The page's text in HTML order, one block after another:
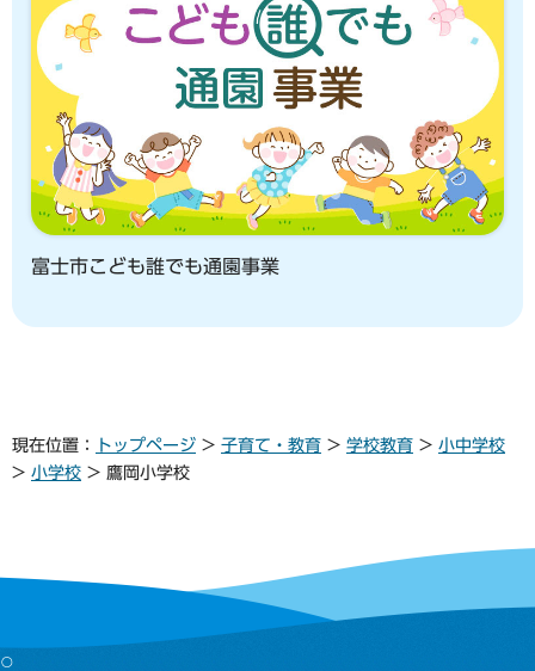
富士市こども誰でも通園事業
現在位置： トップページ > 子育て・教育 > 学校教育 > 小中学校
> 小学校 > 鷹岡小学校